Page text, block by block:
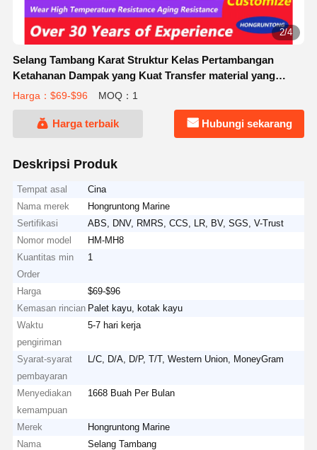
3/4
Selang Tambang Karat Struktur Kelas Pertambangan
Ketahanan Dampak yang Kuat Transfer material yang
efisien
Harga：$69-$96 MOQ：1
Harga terbaik Hubungi sekarang
Deskripsi Produk
Tempat asal
Cina
Nama merek
Hongruntong Marine
Sertifikasi
ABS, DNV, RMRS, CCS, LR, BV, SGS, V-Trust
Nomor model
HM-MH8
Kuantitas min
Order
1
Harga
$69-$96
Kemasan rincian Palet kayu, kotak kayu
Waktu
pengiriman
5-7 hari kerja
Syarat-syarat
pembayaran
L/C, D/A, D/P, T/T, Western Union, MoneyGram
Menyediakan
kemampuan
1668 Buah Per Bulan
Merek
Hongruntong Marine
Nama
Selang Tambang